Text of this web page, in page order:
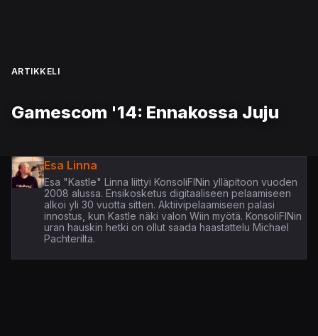
ARTIKKELI
Gamescom '14: Ennakossa Juju
Esa Linna
Esa "Kastle" Linna liittyi KonsoliFINin ylläpitoon vuoden
2008 alussa. Ensikosketus digitaaliseen pelaamiseen
alkoi yli 30 vuotta sitten. Aktiivipelaamiseen palasi
innostus, kun Kastle näki valon Wiin myötä. KonsoliFINin
uran hauskin hetki on ollut saada haastattelu Michael
Pachterilta.